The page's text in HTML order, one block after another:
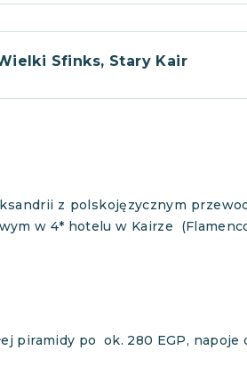
Sfinks, Stary Kair
z polskojęzycznym
w 4* hotelu w Kairze
piramidy po ok. 280 EGP, napoje